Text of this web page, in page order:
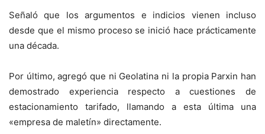
Señaló que los argumentos e indicios vienen incluso
desde que el mismo proceso se inició hace prácticamente
una década.
Por último, agregó que ni Geolatina ni la propia Parxin han
demostrado experiencia respecto a cuestiones de
estacionamiento tarifado, llamando a esta última una
«empresa de maletín» directamente.